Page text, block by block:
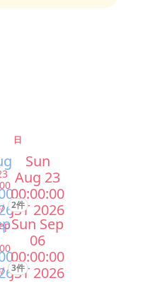
日
Sun
Aug 23
00:00:00
JST 2026
2件
Sun Sep
06
00:00:00
JST 2026
3件